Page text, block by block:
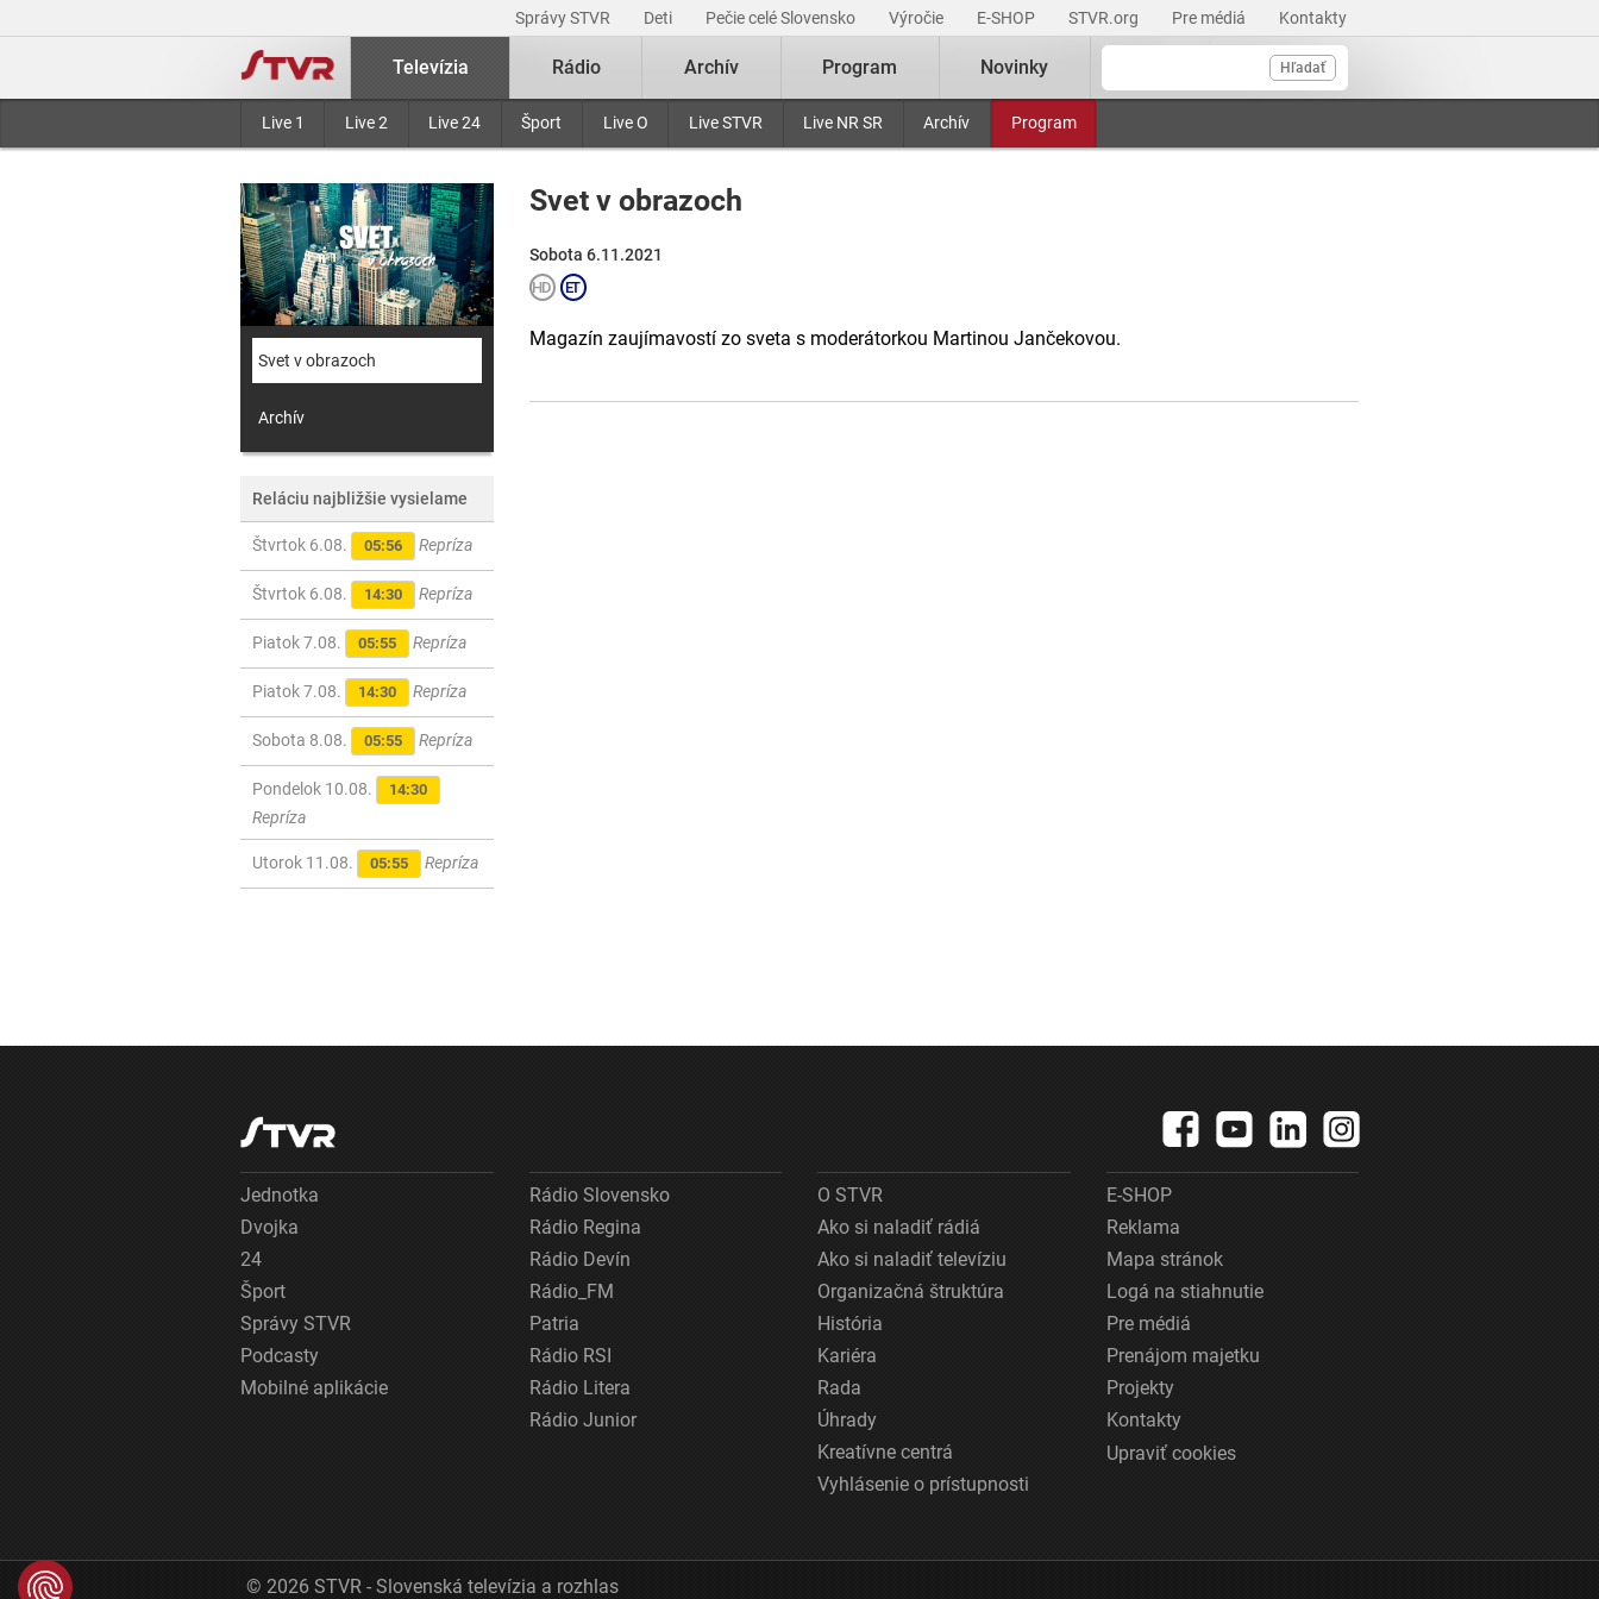
Správy STVR Deti Pečie celé Slovensko Výročie E-SHOP STVR.org Pre médiá Kontakty
Hľadať
Televízia
Live 1 Live 2 Live 24 Šport Live O Live STVR Live NR SR Archív Program
Rádio Archív Program Novinky
Svet v obrazoch
Archív
Reláciu najbližšie vysielame
Štvrtok 6.08. 05:56 Repríza
Štvrtok 6.08. 14:30 Repríza
Piatok 7.08. 05:55 Repríza
Piatok 7.08. 14:30 Repríza
Sobota 8.08. 05:55 Repríza
Pondelok 10.08. 14:30
Repríza
Utorok 11.08. 05:55 Repríza
Svet v obrazoch
Sobota 6.11.2021
Magazín zaujímavostí zo sveta s moderátorkou Martinou Jančekovou.
Jednotka
Dvojka
24
Šport
Správy STVR
Podcasty
Mobilné aplikácie
Rádio Slovensko
Rádio Regina
Rádio Devín
Rádio_FM
Patria
Rádio RSI
Rádio Litera
Rádio Junior
O STVR
Ako si naladiť rádiá
Ako si naladiť televíziu
Organizačná štruktúra
História
Kariéra
Rada
Úhrady
Kreatívne centrá
Vyhlásenie o prístupnosti
E-SHOP
Reklama
Mapa stránok
Logá na stiahnutie
Pre médiá
Prenájom majetku
Projekty
Kontakty
Upraviť cookies
© 2026 STVR - Slovenská televízia a rozhlas